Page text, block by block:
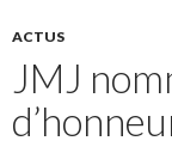
ACTUS
JMJ